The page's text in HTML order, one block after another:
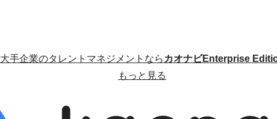
大手企業のタレントマネジメントならカオナビEnterprise
もっと見る